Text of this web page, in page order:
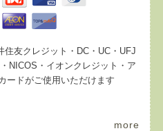
友クレジット・DC・UC・UFJ
NICOS・イオンクレジット・ア
ードがご使用いただけます
more